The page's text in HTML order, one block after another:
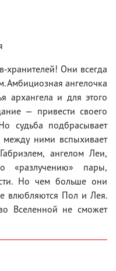
хранителей! Они всегда
Амбициозная ангелочка
архангела и для этого
— привести своего
судьба подбрасывает
ними вспыхивает
ангелом Леи,
«разлучению» пары,
Но чем больше они
влюбляются Пол и Лея.
Вселенной не сможет